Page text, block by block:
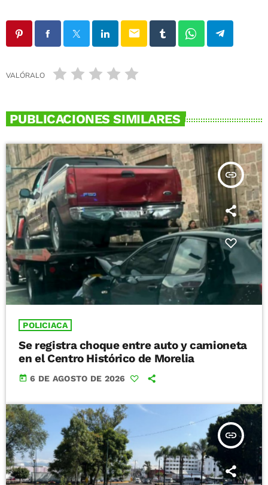
email
VALÓRALO
PUBLICACIONES SIMILARES
insert_link
POLICIACA
Se registra choque entre auto y camioneta
en el Centro Histórico de Morelia
today 6 DE AGOSTO DE 2026
insert_link